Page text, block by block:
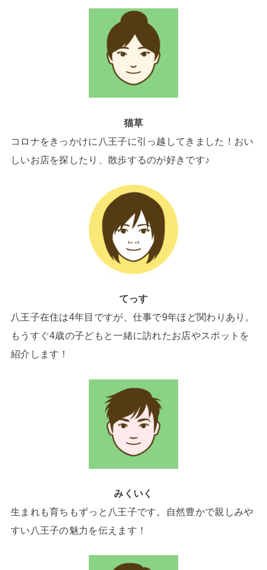
猫草
コロナをきっかけに八王子に引っ越してきました！おい
しいお店を探したり、散歩するのが好きです♪
てっす
八王子在住は4年目ですが、仕事で9年ほど関わりあり。
もうすぐ4歳の子どもと一緒に訪れたお店やスポットを
紹介します！
みくいく
生まれも育ちもずっと八王子です。自然豊かで親しみや
すい八王子の魅力を伝えます！